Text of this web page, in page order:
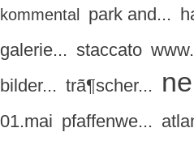
kommental park and...
galerie... staccato
bilder... trã¶scher...
01.mai pfaffenwe...